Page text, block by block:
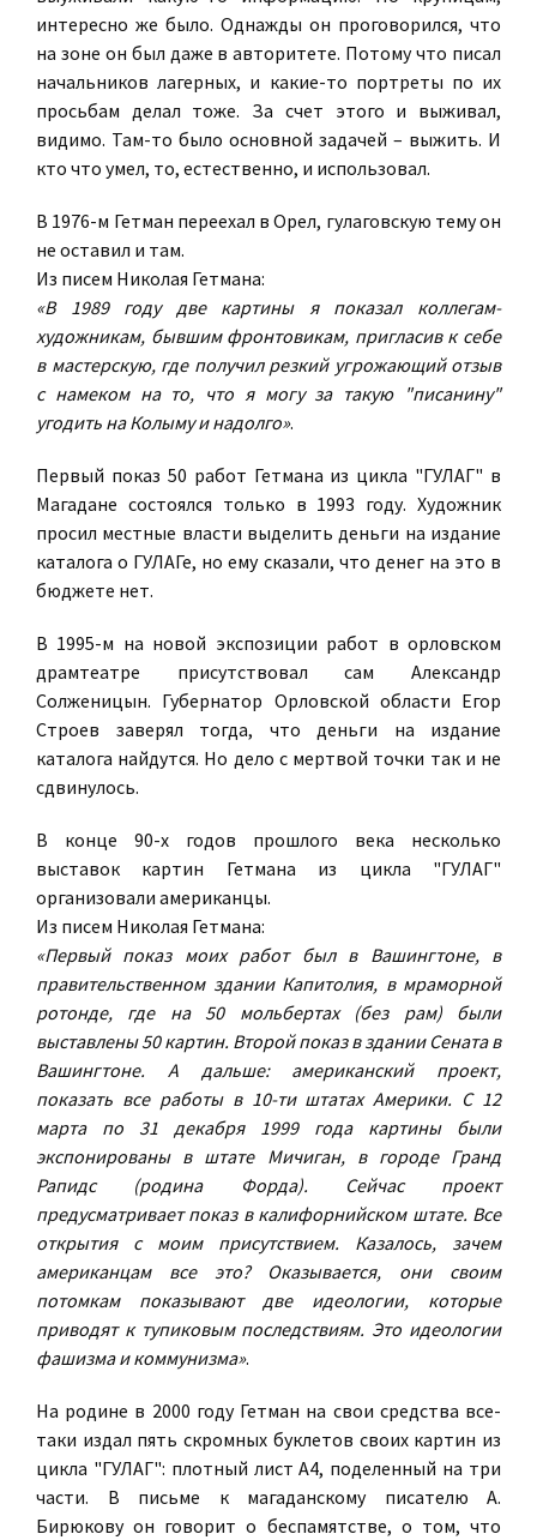
интересно же было. Однажды он проговорился, что
на зоне он был даже в авторитете. Потому что писал
начальников лагерных, и какие-то портреты по их
просьбам делал тоже. За счет этого и выживал,
видимо. Там-то было основной задачей – выжить. И
кто что умел, то, естественно, и использовал.
В 1976-м Гетман переехал в Орел, гулаговскую тему он
не оставил и там.
Из писем Николая Гетмана:
«В 1989 году две картины я показал коллегам-
художникам, бывшим фронтовикам, пригласив к себе
в мастерскую, где получил резкий угрожающий отзыв
с намеком на то, что я могу за такую "писанину"
угодить на Колыму и надолго».
Первый показ 50 работ Гетмана из цикла "ГУЛАГ" в
Магадане состоялся только в 1993 году. Художник
просил местные власти выделить деньги на издание
каталога о ГУЛАГе, но ему сказали, что денег на это в
бюджете нет.
В 1995-м на новой экспозиции работ в орловском
драмтеатре присутствовал сам Александр
Солженицын. Губернатор Орловской области Егор
Строев заверял тогда, что деньги на издание
каталога найдутся. Но дело с мертвой точки так и не
сдвинулось.
В конце 90-х годов прошлого века несколько
выставок картин Гетмана из цикла "ГУЛАГ"
организовали американцы.
Из писем Николая Гетмана:
«Первый показ моих работ был в Вашингтоне, в
правительственном здании Капитолия, в мраморной
ротонде, где на 50 мольбертах (без рам) были
выставлены 50 картин. Второй показ в здании Сената в
Вашингтоне. А дальше: американский проект,
показать все работы в 10-ти штатах Америки. С 12
марта по 31 декабря 1999 года картины были
экспонированы в штате Мичиган, в городе Гранд
Рапидс (родина Форда). Сейчас проект
предусматривает показ в калифорнийском штате. Все
открытия с моим присутствием. Казалось, зачем
американцам все это? Оказывается, они своим
потомкам показывают две идеологии, которые
приводят к тупиковым последствиям. Это идеологии
фашизма и коммунизма».
На родине в 2000 году Гетман на свои средства все-
таки издал пять скромных буклетов своих картин из
цикла "ГУЛАГ": плотный лист А4, поделенный на три
части. В письме к магаданскому писателю А.
Бирюкову он говорит о беспамятстве, о том, что